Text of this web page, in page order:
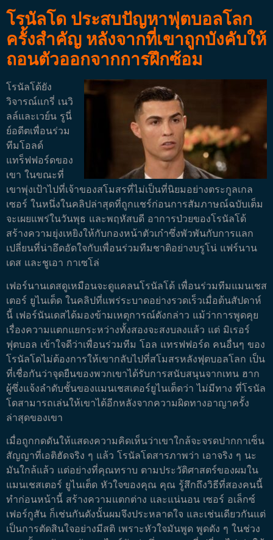
โรนัลโด ประสบปัญหาฟุตบอลโลก
ครั้งสำคัญ หลังจากที่เขาถูกบังคับให้
ถอนตัวออกจากการฝึกซ้อม
โรนัลโด้ยัง
วิจารณ์แกรี่ เนวิ
ลล์และเวย์น รูนี่
ย์อดีตเพื่อนร่วม
ทีมโอลด์
แทร็ฟฟอร์ดของ
เขา ในขณะที่
เขาพุ่งเป้าไปที่เจ้าของสโมสรที่ไม่เป็นที่นิยมอย่างตระกูลเกล
เซอร์ ในหนึ่งในคลิปล่าสุดที่ถูกแชร์ก่อนการสัมภาษณ์ฉบับเต็ม
จะเผยแพร่ในวันพุธ และพฤหัสบดี อาการป่วยของโรนัลโด้
สร้างความยุ่งเหยิงให้กับกองหน้าตัวเก๋าซึ่งพัวพันกับการแลก
เปลี่ยนที่น่าอึดอัดใจกับเพื่อนร่วมทีมชาติอย่างบรูโน่ แฟร์นาน
เดส และชูเอา กาเซโล่
เฟอร์นานเดสดูเหมือนจะดูแคลนโรนัลโด้ เพื่อนร่วมทีมแมนเชส
เตอร์ ยูไนเต็ด ในคลิปที่แพร่ระบาดอย่างรวดเร็วเมื่อต้นสัปดาห์
นี้ เฟอร์นันเดสได้มองข้ามเหตุการณ์ดังกล่าว แม้ว่าการพูดคุย
เรื่องความแตกแยกระหว่างทั้งสองจะสงบลงแล้ว แต่ มิเรอร์
ฟุตบอล เข้าใจดีว่าเพื่อนร่วมทีม โอล แทรฟฟอร์ด คนอื่นๆ ของ
โรนัลโดไม่ต้องการให้เขากลับไปที่สโมสรหลังฟุตบอลโลก เป็น
ที่เชื่อกันว่าจุดยืนของพวกเขาได้รับการสนับสนุนจากเทน ฮาก
ผู้ซึ่งแจ้งลำดับชั้นของแมนเชสเตอร์ยูไนเต็ดว่า ไม่มีทาง ที่โรนัล
โดสามารถเล่นให้เขาได้อีกหลังจากความผิดทางอาญาครั้ง
ล่าสุดของเขา
เมื่อถูกกดดันให้แสดงความคิดเห็นว่าเขาใกล้จะจรดปากกาเซ็น
สัญญาที่เอติฮัดจริง ๆ แล้ว โรนัลโดสารภาพว่า เอาจริง ๆ นะ
มันใกล้แล้ว แต่อย่างที่คุณทราบ ตามประวัติศาสตร์ของผมใน
แมนเชสเตอร์ ยูไนเต็ด หัวใจของคุณ คุณ รู้สึกถึงวิธีที่สองคนนี้
ทำก่อนหน้านี้ สร้างความแตกต่าง และแน่นอน เซอร์ อเล็กซ์
เฟอร์กูสัน ก็เช่นกันดังนั้นผมจึงประหลาดใจ และเช่นเดียวกันแต่
เป็นการตัดสินใจอย่างมีสติ เพราะหัวใจมันพูด พูดดัง ๆ ในช่วง